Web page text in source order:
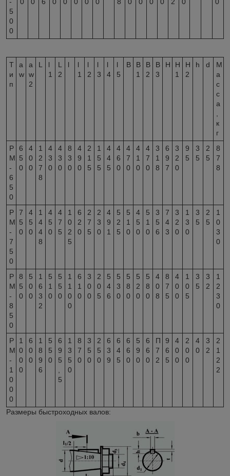
-
5
0
0
0
0
6
0
0
0
0
0
8
0
0
0
0
2
0
0
Т
и
п
a
w
a
w
2
L
l
1
L
2
l
l
1
l
2
l
3
l
4
l
5
B
B
1
B
2
B
3
H
H
1
H
2
h d
М
а
с
с
а
,
к
г
Р
М
-
6
5
0
6
5
0
4
0
0
1
2
7
8
4
3
0
4
3
0
8
3
0
4
9
0
2
1
5
1
5
5
4
4
5
4
6
0
4
7
0
4
1
0
4
7
0
3
1
8
6
9
7
3
2
0
9
5
3
5
2
5
8
7
8
Р
М
-
7
5
0
7
5
0
4
5
0
1
4
4
8
4
5
0
4
7
5
1
0
2
5
6
2
0
2
7
5
2
3
0
4
9
1
5
2
5
5
1
0
4
5
0
5
1
0
3
5
6
7
4
3
3
2
0
1
3
0
3
5
2
5
1
0
3
0
Р
М
-
8
5
0
8
5
0
5
0
0
1
6
3
2
5
1
0
5
5
0
1
1
0
0
6
1
0
3
0
0
2
0
5
5
4
6
5
3
0
5
8
0
5
2
0
5
8
0
4
0
8
8
7
5
4
0
0
1
0
5
3
5
3
2
1
2
3
0
Р
М
-
1
0
0
0
1
0
0
0
6
0
0
1
8
9
6
5
5
0
6
9
5
,
5
1
3
5
0
8
7
0
3
5
0
2
5
0
6
3
9
6
4
5
6
6
0
5
9
0
6
6
0
П
7
2
9
6
5
4
0
0
2
0
0
4
0
3
2
2
1
2
2
Размеры быстроходных валов: